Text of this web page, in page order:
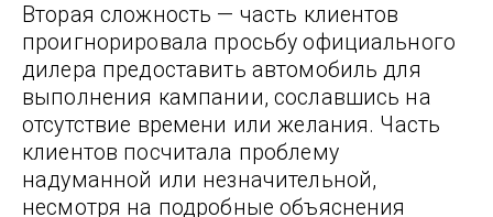
Вторая сложность — часть клиентов
проигнорировала просьбу официального
дилера предоставить автомобиль для
выполнения кампании, сославшись на
отсутствие времени или желания. Часть
клиентов посчитала проблему
надуманной или незначительной,
несмотря на подробные объяснения